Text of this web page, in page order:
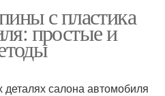
с пластика
простые и
салона автомобиля